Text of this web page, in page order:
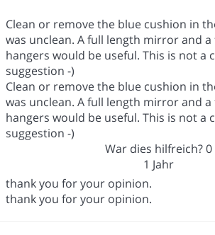
Clean or remove the blue cushion in
was unclean. A full length mirror and
hangers would be useful. This is not a
suggestion -)
Clean or remove the blue cushion in
was unclean. A full length mirror and
hangers would be useful. This is not a
suggestion -)
War dies hilfreich?0
1 Jahr
thank you for your opinion.
thank you for your opinion.